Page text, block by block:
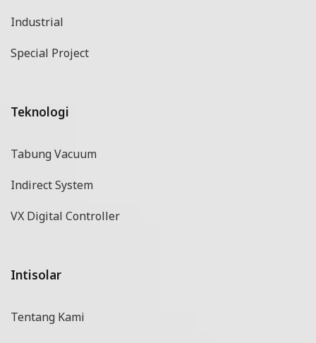
Industrial
Special Project
Teknologi
Tabung Vacuum
Indirect System
VX Digital Controller
Intisolar
Tentang Kami